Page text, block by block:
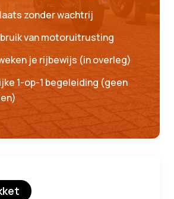
zonder wachtrij
van motoruitrusting
je rijbewijs (in overleg)
1-op-1 begeleiding (geen